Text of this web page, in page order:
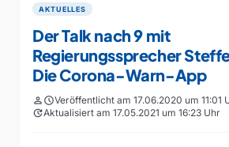
AKTUELLES
Der Talk nach 9 mit
Regierungssprecher
Die Corona-Warn-App
personscheduleVeröffentlicht am 17.06.2020 um 11:01
updateAktualisiert am 17.05.2021 um 16:23 Uhr